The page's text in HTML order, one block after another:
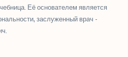
Её основателем является
заслуженный врач -